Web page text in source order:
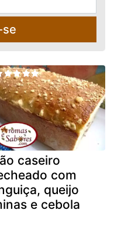
caseiro
com
queijo
e cebola